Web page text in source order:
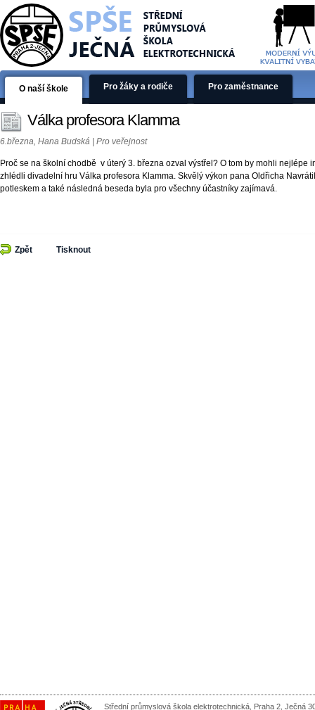
O naší škole Pro žáky a rodiče Pro zaměstnance
Válka profesora Klamma
6.března, Hana Budská | Pro veřejnost
Proč se na školní chodbě v úterý 3. března ozval výstřel? O tom by mohli nejlépe
zhlédli divadelní hru Válka profesora Klamma. Skvělý výkon pana Oldřicha
potleskem a také následná beseda byla pro všechny účastníky zajímavá.
Zpět Tisknout
Střední průmyslová škola elektrotechnická, Praha 2, Ječná